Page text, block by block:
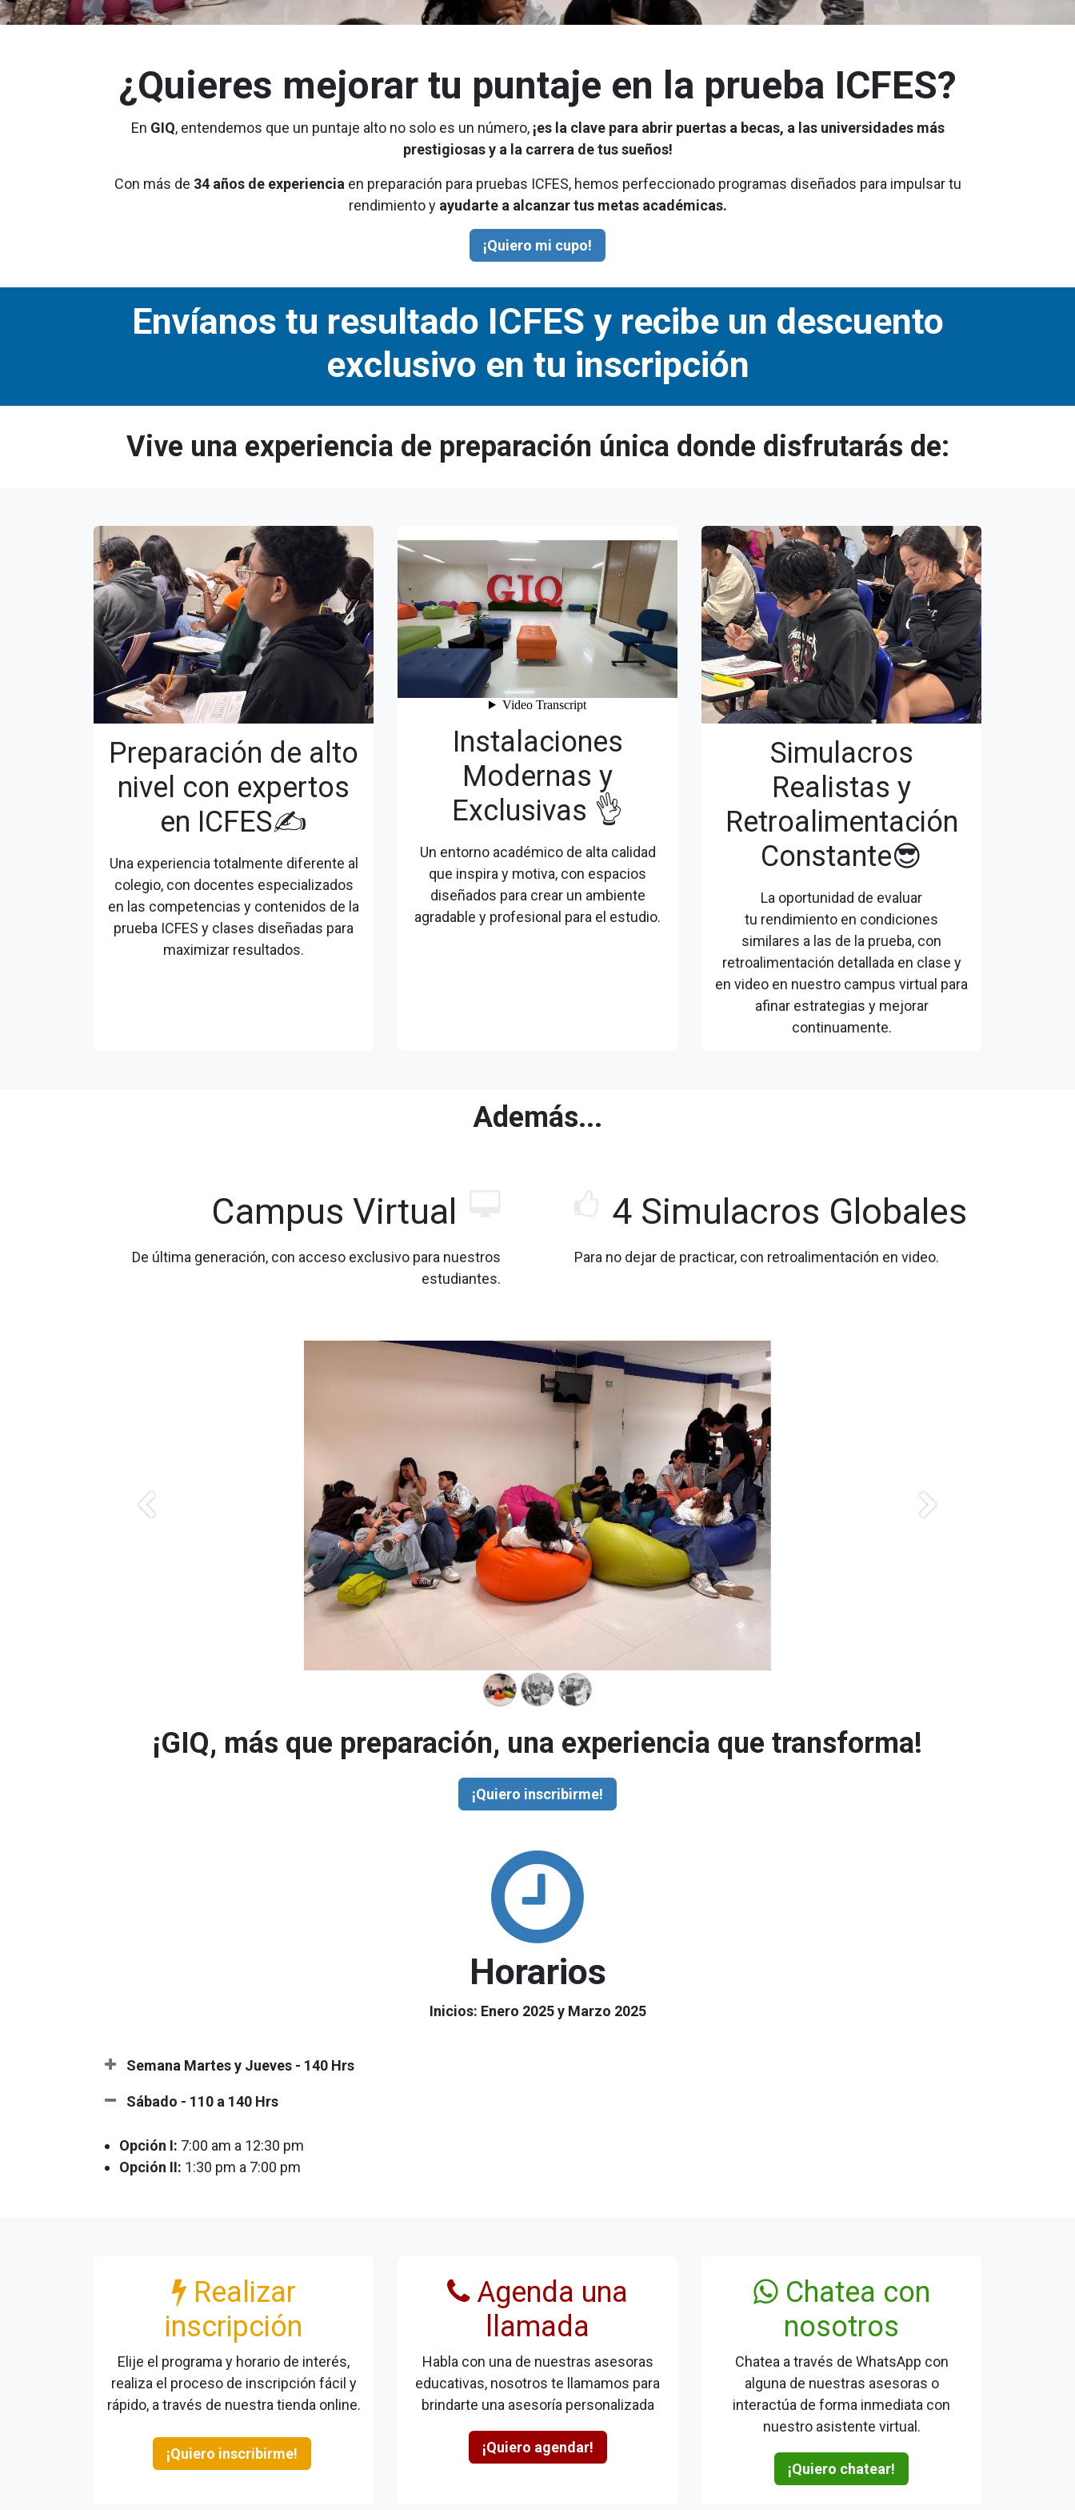
¿Quieres mejorar tu puntaje en la prueba ICFES?
En GIQ, entendemos que un puntaje alto no solo es un número,¡es la clave para abrir puertas a becas, a las universidades más
prestigiosas y a la carrera de tus sueños!
Con más de 34 años de experiencia en preparación para pruebas ICFES, hemos perfeccionado programas diseñados para impulsar tu
rendimiento y ayudarte a alcanzar tus metas académicas.
¡Quiero mi cupo!
Envíanos tu resultado ICFES y recibe un descuento
exclusivo en tu inscripción
Vive una experiencia de preparación única donde disfrutarás de:
Preparación de alto
nivel con expertos
en ICFES✍️
Una experiencia totalmente diferente al
colegio, con docentes especializados
en las competencias y contenidos de la
prueba ICFES y clases diseñadas para
maximizar resultados.
Instalaciones
Modernas y
Exclusivas 👌
Un entorno académico de alta calidad
que inspira y motiva, con espacios
diseñados para crear un ambiente
agradable y profesional para el estudio.
Simulacros
Realistas y
Retroalimentación
Constante😎
La oportunidad de evaluar
tu rendimiento en condiciones
similares a las de la prueba, con
retroalimentación detallada en clase y
en video en nuestro campus virtual para
afinar estrategias y mejorar
continuamente.
Además...
Campus Virtual
De última generación, con acceso exclusivo para nuestros
estudiantes.
4 Simulacros Globales
Para no dejar de practicar, con retroalimentación en video.
Previous Next
¡GIQ, más que preparación, una experiencia que transforma!
¡Quiero inscribirme!
Horarios
Inicios: Enero 2025 y Marzo 2025
Semana Martes y Jueves - 140 Hrs
Sábado - 110 a 140 Hrs
Opción I: 7:00 am a 12:30 pm
Opción II: 1:30 pm a 7:00 pm
Realizar
inscripción
Elije el programa y horario de interés,
realiza el proceso de inscripción fácil y
rápido, a través de nuestra tienda online.
¡Quiero inscribirme!
Agenda una
llamada
Habla con una de nuestras asesoras
educativas, nosotros te llamamos para
brindarte una asesoría personalizada
¡Quiero agendar!
Chatea con
nosotros
Chatea a través de WhatsApp con
alguna de nuestras asesoras o
interactúa de forma inmediata con
nuestro asistente virtual.
¡Quiero chatear!